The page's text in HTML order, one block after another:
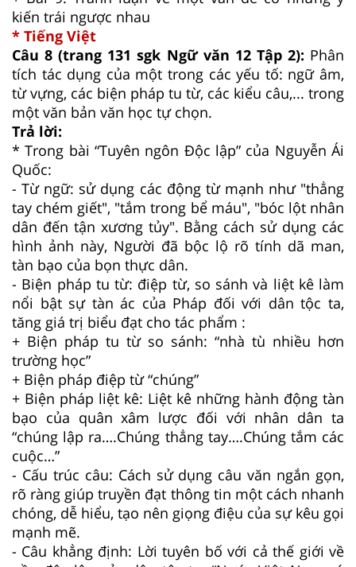
kiến trái ngược nhau
* Tiếng Việt
Câu 8 (trang 131 sgk Ngữ văn 12 Tập 2): Phân
tích tác dụng của một trong các yếu tố: ngữ âm,
từ vựng, các biện pháp tu từ, các kiểu câu,... trong
một văn bản văn học tự chọn.
Trả lời:
* Trong bài “Tuyên ngôn Độc lập” của Nguyễn Ái
Quốc:
- Từ ngữ: sử dụng các động từ mạnh như "thẳng
tay chém giết", "tắm trong bể máu", "bóc lột nhân
dân đến tận xương tủy". Bằng cách sử dụng các
hình ảnh này, Người đã bộc lộ rõ tính dã man,
tàn bạo của bọn thực dân.
- Biện pháp tu từ: điệp từ, so sánh và liệt kê làm
nổi bật sự tàn ác của Pháp đối với dân tộc ta,
tăng giá trị biểu đạt cho tác phẩm :
+ Biện pháp tu từ so sánh: “nhà tù nhiều hơn
trường học”
+ Biện pháp điệp từ “chúng”
+ Biện pháp liệt kê: Liệt kê những hành động tàn
bạo của quân xâm lược đối với nhân dân ta
“chúng lập ra….Chúng thẳng tay….Chúng tắm các
cuộc…”
- Cấu trúc câu: Cách sử dụng câu văn ngắn gọn,
rõ ràng giúp truyền đạt thông tin một cách nhanh
chóng, dễ hiểu, tạo nên giọng điệu của sự kêu gọi
mạnh mẽ.
- Câu khẳng định: Lời tuyên bố với cả thế giới về